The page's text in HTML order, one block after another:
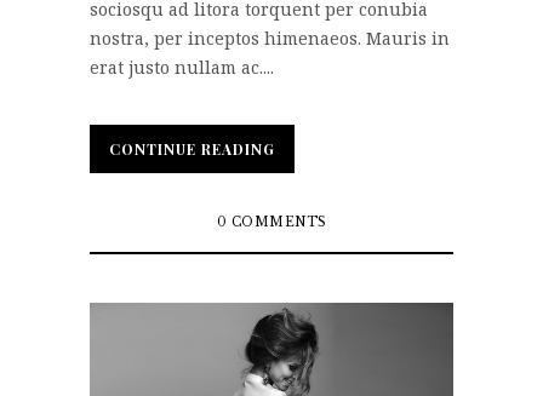
sociosqu ad litora torquent per conubia
nostra, per inceptos himenaeos. Mauris in
erat justo nullam ac....
CONTINUE READING
CONTINUE READING
0 COMMENTS